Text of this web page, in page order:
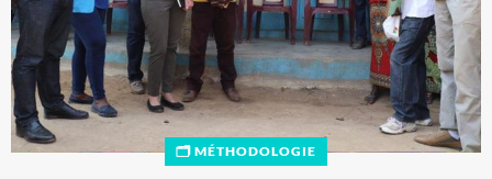
🗂️ MÉTHODOLOGIE